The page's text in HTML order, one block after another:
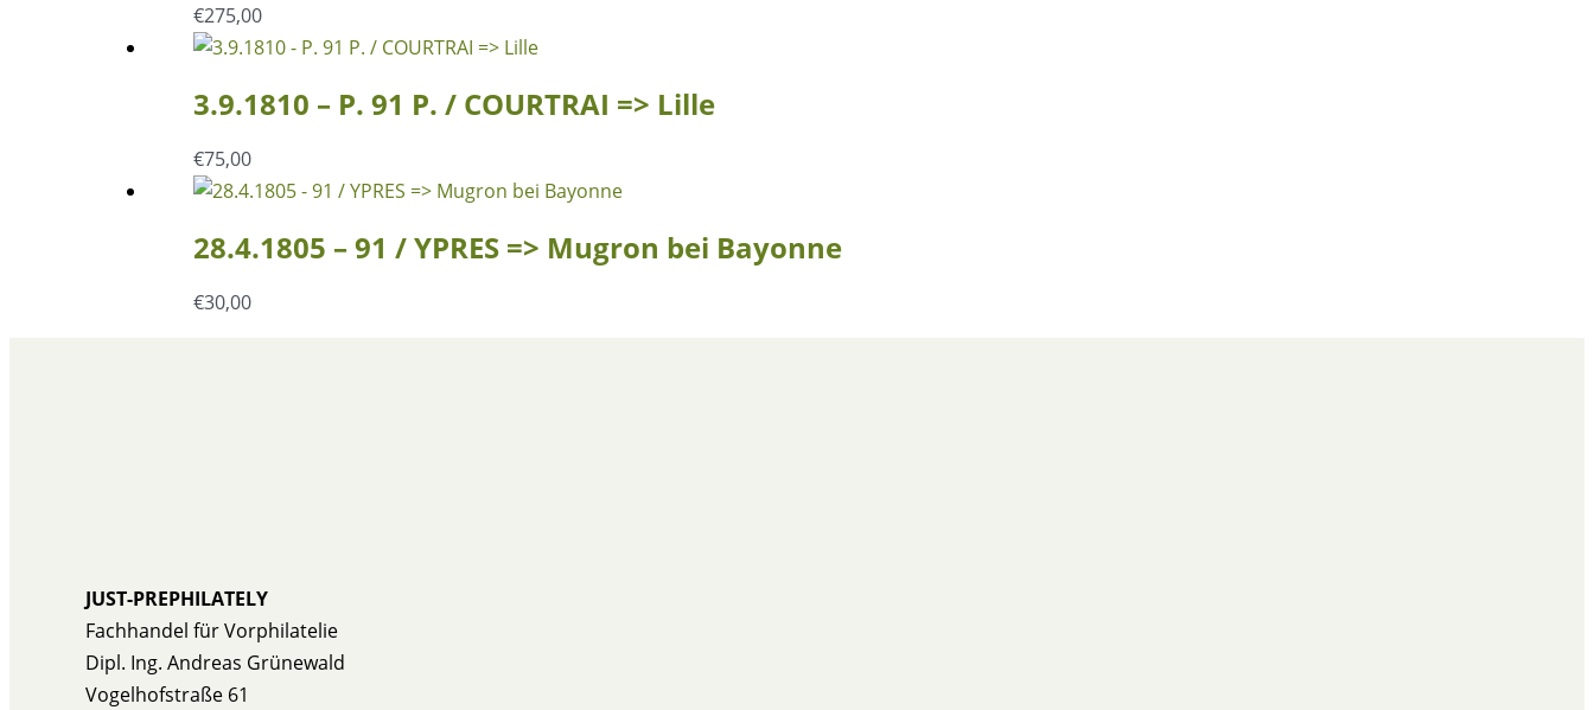
€275,00
3.9.1810 – P. 91 P. / COURTRAI => Lille
€75,00
28.4.1805 – 91 / YPRES => Mugron bei Bayonne
€30,00
JUST-PREPHILATELY
Fachhandel für Vorphilatelie
Dipl. Ing. Andreas Grünewald
Vogelhofstraße 61